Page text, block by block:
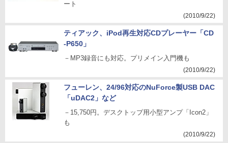
ート
(2010/9/22)
ティアック、iPod再生対応CDプレーヤー「CD
-P650」
－MP3録音にも対応。プリメイン入門機も
(2010/9/22)
フューレン、24/96対応のNuForce製USB DAC
「uDAC2」など
－15,750円。デスクトップ用小型アンプ「Icon2」
も
(2010/9/22)